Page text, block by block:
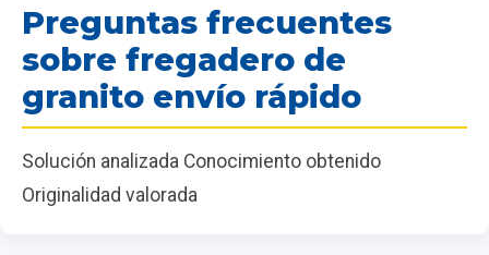
Preguntas frecuentes
sobre fregadero de
granito envío rápido
Solución analizada Conocimiento obtenido
Originalidad valorada